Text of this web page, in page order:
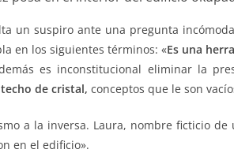
un suspiro ante una pregunta
en los siguientes términos: «Es una
es inconstitucional eliminar la
de cristal, conceptos que le son
a la inversa. Laura, nombre ficticio
en el edificio».